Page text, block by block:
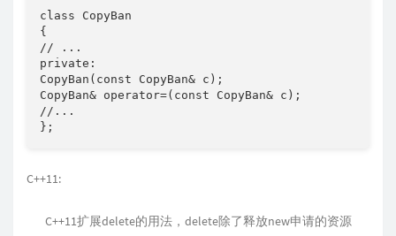
class CopyBan
{
// ...
private:
CopyBan(const CopyBan& c);
CopyBan& operator=(const CopyBan& c);
//...
};
C++11:
C++11扩展delete的用法，delete除了释放new申请的资源